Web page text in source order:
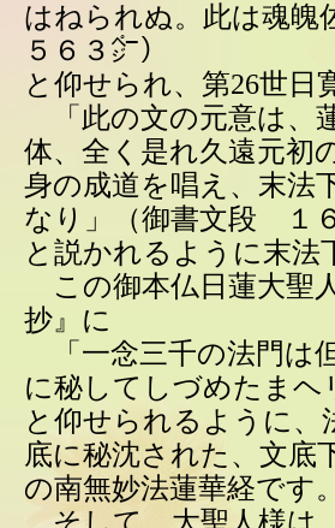
はねられぬ。此は魂
５６３㌻）
と仰せられ、第26世日
「此の文の元意は、
体、全く是れ久遠元初
身の成道を唱え、末法
なり」（御書文段 １
と説かれるように末法
この御本仏日蓮大聖
抄』に
「一念三千の法門は
に秘してしづめたま
と仰せられるように、
底に秘沈された、文底
の南無妙法蓮華経です